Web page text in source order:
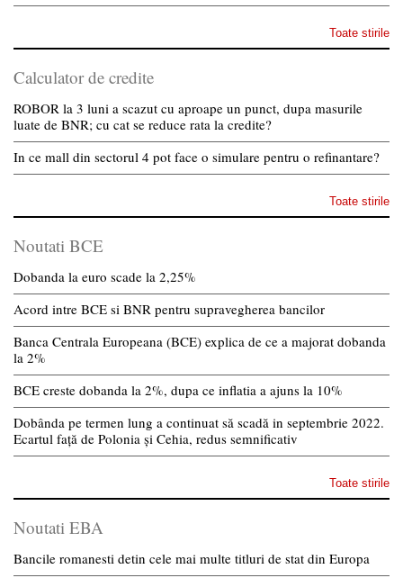
Toate stirile
Calculator de credite
ROBOR la 3 luni a scazut cu aproape un punct, dupa masurile
luate de BNR; cu cat se reduce rata la credite?
In ce mall din sectorul 4 pot face o simulare pentru o refinantare?
Toate stirile
Noutati BCE
Dobanda la euro scade la 2,25%
Acord intre BCE si BNR pentru supravegherea bancilor
Banca Centrala Europeana (BCE) explica de ce a majorat dobanda
la 2%
BCE creste dobanda la 2%, dupa ce inflatia a ajuns la 10%
Dobânda pe termen lung a continuat să scadă in septembrie 2022.
Ecartul față de Polonia și Cehia, redus semnificativ
Toate stirile
Noutati EBA
Bancile romanesti detin cele mai multe titluri de stat din Europa